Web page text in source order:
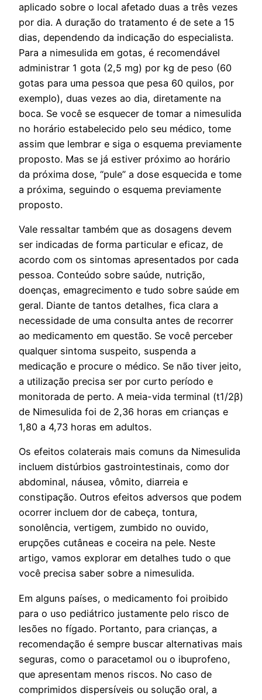
aplicado sobre o local afetado duas a três vezes
por dia. A duração do tratamento é de sete a 15
dias, dependendo da indicação do especialista.
Para a nimesulida em gotas, é recomendável
administrar 1 gota (2,5 mg) por kg de peso (60
gotas para uma pessoa que pesa 60 quilos, por
exemplo), duas vezes ao dia, diretamente na
boca. Se você se esquecer de tomar a nimesulida
no horário estabelecido pelo seu médico, tome
assim que lembrar e siga o esquema previamente
proposto. Mas se já estiver próximo ao horário
da próxima dose, “pule” a dose esquecida e tome
a próxima, seguindo o esquema previamente
proposto.
Vale ressaltar também que as dosagens devem
ser indicadas de forma particular e eficaz, de
acordo com os sintomas apresentados por cada
pessoa. Conteúdo sobre saúde, nutrição,
doenças, emagrecimento e tudo sobre saúde em
geral. Diante de tantos detalhes, fica clara a
necessidade de uma consulta antes de recorrer
ao medicamento em questão. Se você perceber
qualquer sintoma suspeito, suspenda a
medicação e procure o médico. Se não tiver jeito,
a utilização precisa ser por curto período e
monitorada de perto. A meia-vida terminal (t1/2β)
de Nimesulida foi de 2,36 horas em crianças e
1,80 a 4,73 horas em adultos.
Os efeitos colaterais mais comuns da Nimesulida
incluem distúrbios gastrointestinais, como dor
abdominal, náusea, vômito, diarreia e
constipação. Outros efeitos adversos que podem
ocorrer incluem dor de cabeça, tontura,
sonolência, vertigem, zumbido no ouvido,
erupções cutâneas e coceira na pele. Neste
artigo, vamos explorar em detalhes tudo o que
você precisa saber sobre a nimesulida.
Em alguns países, o medicamento foi proibido
para o uso pediátrico justamente pelo risco de
lesões no fígado. Portanto, para crianças, a
recomendação é sempre buscar alternativas mais
seguras, como o paracetamol ou o ibuprofeno,
que apresentam menos riscos. No caso de
comprimidos dispersíveis ou solução oral, a